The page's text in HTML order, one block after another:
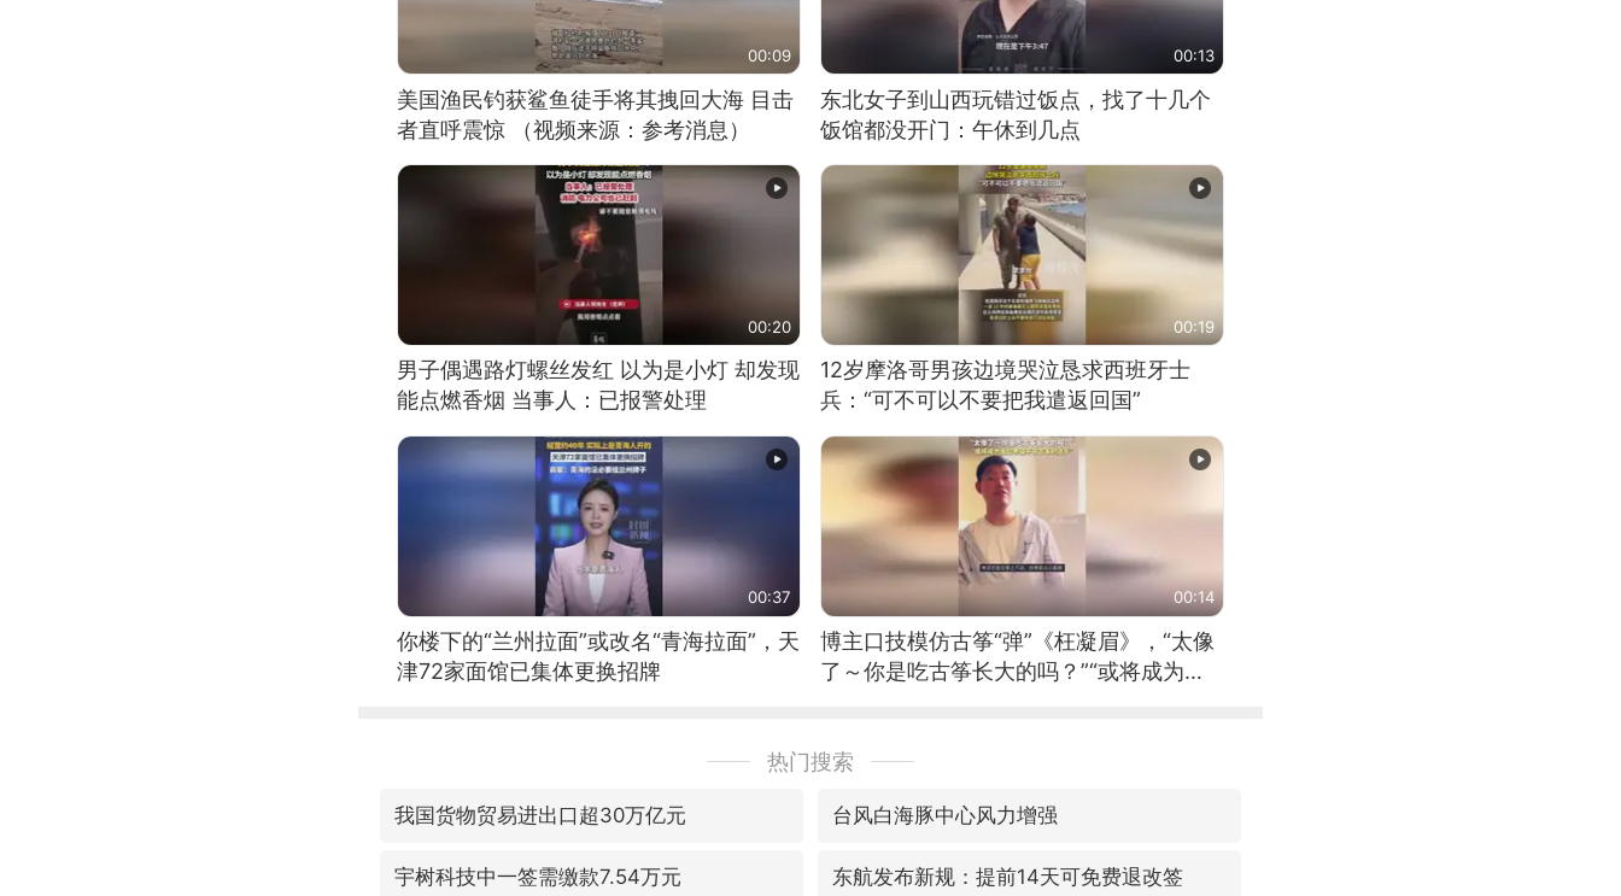
00:09
美国渔民钓获鲨鱼徒手将其拽回大海 目击
者直呼震惊 （视频来源：参考消息）
00:13
东北女子到山西玩错过饭点，找了十几个
饭馆都没开门：午休到几点
00:20
男子偶遇路灯螺丝发红 以为是小灯 却发现
能点燃香烟 当事人：已报警处理
00:19
12岁摩洛哥男孩边境哭泣恳求西班牙士
兵：“可不可以不要把我遣返回国”
00:37
你楼下的“兰州拉面”或改名“青海拉面”，天
津72家面馆已集体更换招牌
00:14
博主口技模仿古筝“弹”《枉凝眉》，“太像
了～你是吃古筝长大的吗？”“或将成为首
热门搜索
我国货物贸易进出口超30万亿元 台风白海豚中心风力增强
宇树科技中一签需缴款7.54万元 东航发布新规：提前14天可免费退改签